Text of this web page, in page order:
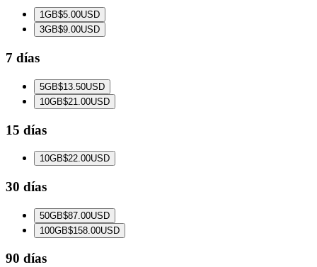
1GB$5.00USD
3GB$9.00USD
7 días
5GB$13.50USD
10GB$21.00USD
15 días
10GB$22.00USD
30 días
50GB$87.00USD
100GB$158.00USD
90 días